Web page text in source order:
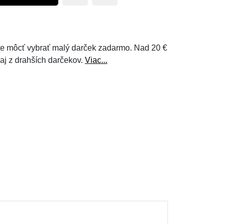
môcť vybrať malý darček zadarmo. Nad 20 €
z drahších darčekov. Viac...